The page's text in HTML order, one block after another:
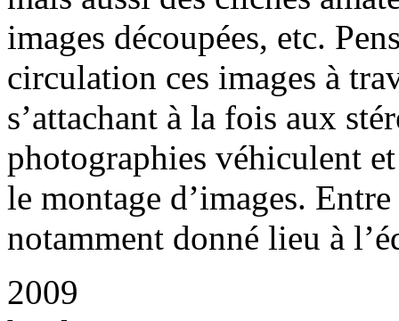
images découpées, etc.
circulation ces images à
s’attachant à la fois aux
photographies véhiculent
le montage d’images.
notamment donné lieu à
2009